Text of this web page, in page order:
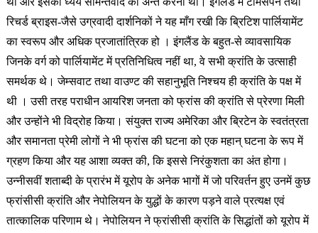
रिचर्ड ब्राइस-जैसे उग्रवादी दार्शनिकों ने यह माँग रखी कि ब्रिटिश पार्लियामेंट
का स्वरूप और अधिक प्रजातांत्रिक हो । इंगलैंड के बहुत-से व्यावसायिक
जिनके वर्ग को पार्लियामेंट में प्रतिनिधित्व नहीं था, वे सभी क्रांति के उत्साही
समर्थक थे। जेम्सवाट तथा वाउण्ट की सहानुभूति निश्चय ही क्रांति के पक्ष में
थी । उसी तरह पराधीन आयरिश जनता को फ्रांस की क्रांति से प्रेरणा मिली
और उन्होंने भी विद्रोह किया। संयुक्त राज्य अमेरिका और ब्रिटेन के स्वतंत्रता
और समानता प्रेमी लोगों ने भी फ्रांस की घटना को एक महान् घटना के रूप में
ग्रहण किया और यह आशा व्यक्त की, कि इससे निरंकुशता का अंत होगा।
उन्नीसवीं शताब्दी के प्रारंभ में यूरोप के अनेक भागों में जो परिवर्तन हुए उनमें कुछ
फ्रांसीसी क्रांति और नेपोलियन के युद्धों के कारण पड़ने वाले प्रत्यक्ष एवं
तात्कालिक परिणाम थे। नेपोलियन ने फ्रांसीसी क्रांति के सिद्धांतों को यूरोप में